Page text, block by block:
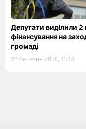
Депутати виділили 2
фінансування на
громаді
26 березня 2025, 11:44